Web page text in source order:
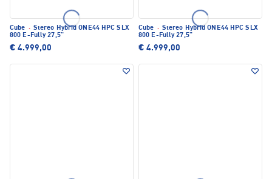
Cube · Stereo Hybrid ONE44 HPC SLX
800 E-Fully 27,5"
€ 4.999,00
Cube · Stereo Hybrid ONE44 HPC SLX
800 E-Fully 27,5"
€ 4.999,00